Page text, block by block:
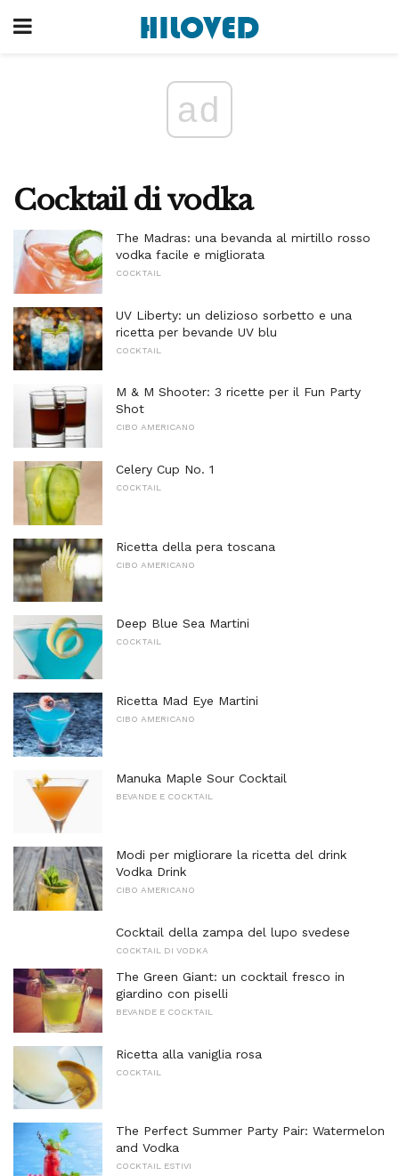
ad
Cocktail di vodka
The Madras: una bevanda al mirtillo rosso
vodka facile e migliorata
COCKTAIL
UV Liberty: un delizioso sorbetto e una
ricetta per bevande UV blu
COCKTAIL
M & M Shooter: 3 ricette per il Fun Party
Shot
CIBO AMERICANO
Celery Cup No. 1
COCKTAIL
Ricetta della pera toscana
CIBO AMERICANO
Deep Blue Sea Martini
COCKTAIL
Ricetta Mad Eye Martini
CIBO AMERICANO
Manuka Maple Sour Cocktail
BEVANDE E COCKTAIL
Modi per migliorare la ricetta del drink
Vodka Drink
CIBO AMERICANO
Cocktail della zampa del lupo svedese
COCKTAIL DI VODKA
The Green Giant: un cocktail fresco in
giardino con piselli
BEVANDE E COCKTAIL
Ricetta alla vaniglia rosa
COCKTAIL
The Perfect Summer Party Pair: Watermelon
and Vodka
COCKTAIL ESTIVI